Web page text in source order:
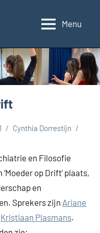
Menu
Cynthia Dorrestijn
en Filosofie
op Drift’ plaats,
en
Sprekers zijn Ariane
Kristiaan Plasmans.